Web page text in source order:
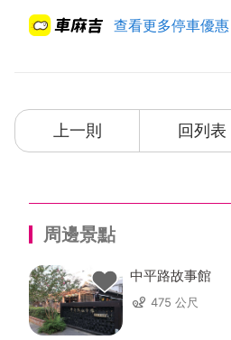
查看更多停車優惠
上一則 回列表
周邊景點
中平路故事館
475 公尺